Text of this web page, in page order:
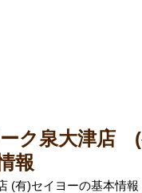
ク泉大津店
報
(有)セイヨーの基本情